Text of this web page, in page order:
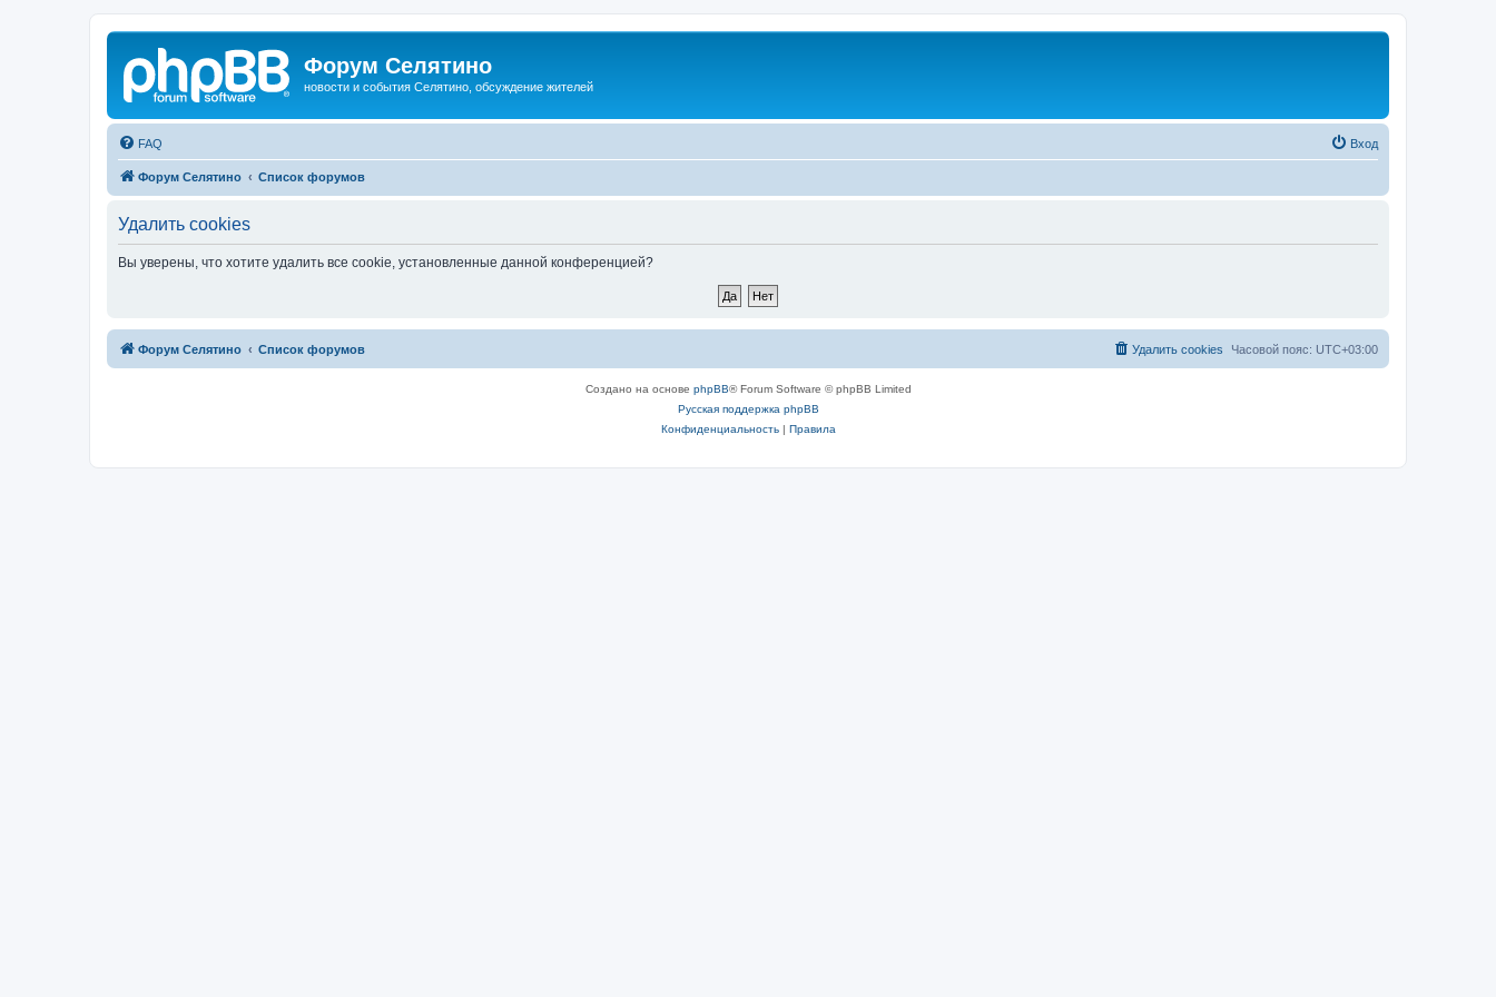
Форум Селятино
новости и события Селятино, обсуждение жителей
FAQ Вход
Форум Селятино Список форумов
Удалить cookies
Вы уверены, что хотите удалить все cookie, установленные данной конференцией?
Форум Селятино Список форумов Часовой пояс: UTC+03:00
Удалить cookies
Создано на основе phpBB® Forum Software © phpBB Limited
Русская поддержка phpBB
Конфиденциальность| Правила